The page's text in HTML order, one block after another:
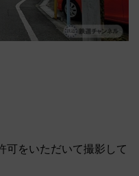
をいただいて撮影して